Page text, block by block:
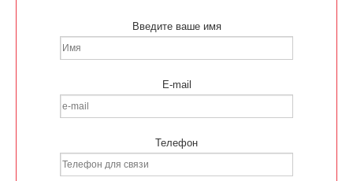
Введите ваше имя
E-mail
Телефон